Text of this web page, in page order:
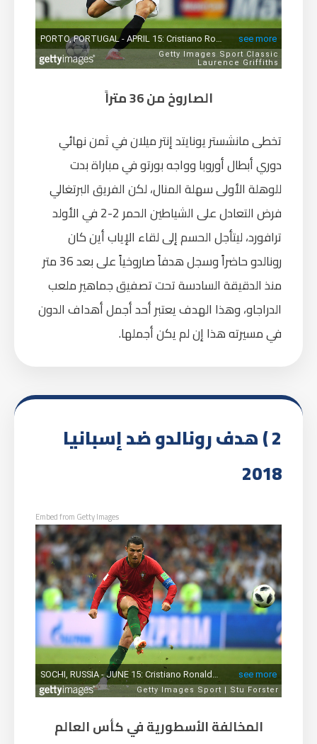
الصاروخ من 36 متراً
تخطى مانشستر يونايتد إنتر ميلان في ثمن نهائي
دوري أبطال أوروبا وواجه بورتو في مباراة بدت
للوهلة الأولى سهلة المنال، لكن الفريق البرتغالي
فرض التعادل على الشياطين الحمر 2-2 في الأولد
ترافورد، ليتأجل الحسم إلى لقاء الإياب أين كان
رونالدو حاضراً وسجل هدفاً صاروخياً على بعد 36 متر
منذ الدقيقة السادسة تحت تصفيق جماهير ملعب
الدراجاو، وهذا الهدف يعتبر أحد أجمل أهداف الدون
في مسيرته هذا إن لم يكن أجملها.
2 ) هدف رونالدو ضد إسبانيا
2018
Embed from Getty Images
المخالفة الأسطورية في كأس العالم